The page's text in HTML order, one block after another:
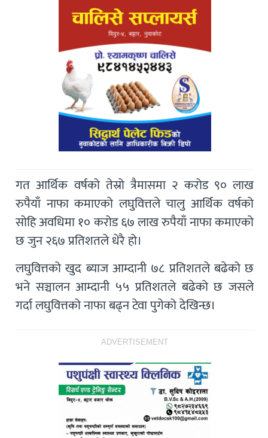
गत आर्थिक वर्षको तेस्रो त्रैमासमा २ करोड ९० लाख
रुपैयाँ नाफा कमाएको लघुवित्तले चालु आर्थिक वर्षको
सोहि अवधिमा १० करोड ६७ लाख रुपैयाँ नाफा कमाएको
छ जुन २६७ प्रतिशतले धेरै हो।
लघुवित्तको खुद ब्याज आम्दानी ७८ प्रतिशतले बढेको छ
भने सञ्चालन आम्दानी ५५ प्रतिशतले बढेको छ जसले
गर्दा लघुवित्तको नाफा बढ्न टेवा पुगेको देखिन्छ।
ADVERTISEMENT